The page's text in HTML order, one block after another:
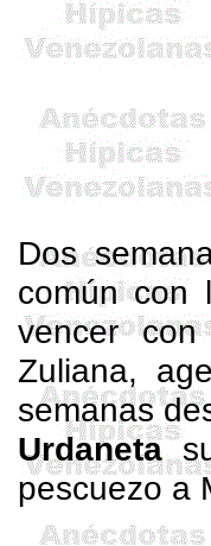
Dos
común
vencer
Zuliana,
semanas
Urdaneta
pescuezo a